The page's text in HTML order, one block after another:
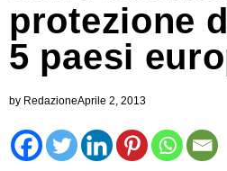
protezione
5 paesi
by RedazioneAprile 2, 2013